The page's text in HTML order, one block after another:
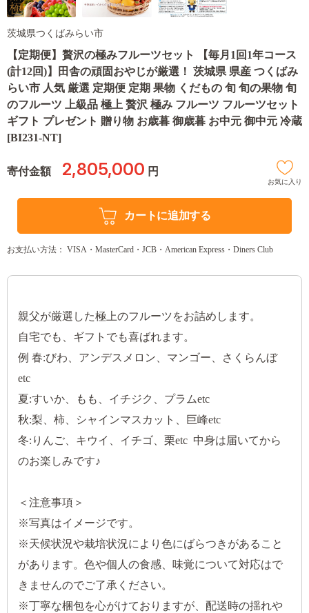
茨城県つくばみらい市
【定期便】贅沢の極みフルーツセット 【毎月1回1年コース
(計12回)】田舎の頑固おやじが厳選！ 茨城県 県産 つくばみ
らい市 人気 厳選 定期便 定期 果物 くだもの 旬 旬の果物 旬
のフルーツ 上級品 極上 贅沢 極み フルーツ フルーツセット
ギフト プレゼント 贈り物 お歳暮 御歳暮 お中元 御中元 冷蔵
[BI231-NT]
寄付金額 2,805,000 円
お気に入り
カートに追加する
お支払い方法： VISA・MasterCard・JCB・American Express・Diners Club
親父が厳選した極上のフルーツをお詰めします。
自宅でも、ギフトでも喜ばれます。
例 春:びわ、アンデスメロン、マンゴー、さくらんぼ
etc
夏:すいか、もも、イチジク、プラムetc
秋:梨、柿、シャインマスカット、巨峰etc
冬:りんご、キウイ、イチゴ、栗etc 中身は届いてから
のお楽しみです♪
＜注意事項＞
※写真はイメージです。
※天候状況や栽培状況により色にばらつきがあること
があります。色や個人の食感、味覚について対応はで
きませんのでご了承ください。
※丁寧な梱包を心がけておりますが、配送時の揺れや